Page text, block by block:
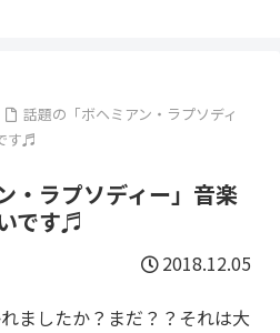
話題の「ボヘミアン・ラプソディ
す♬
・ラプソディー」音楽
です♬
2018.12.05
ましたか？まだ？？それは大